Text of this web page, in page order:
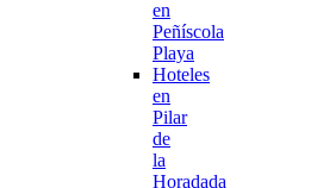
en
Peñíscola
Playa
Hoteles
en
Pilar
de
la
Horadada